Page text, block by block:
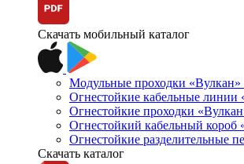
Скачать мобильный каталог
Модульные проходки «Вулкан»
Огнестойкие кабельные линии
Огнестойкие проходки
Огнестойкий кабельный короб
Огнестойкие разделительные
Скачать каталог